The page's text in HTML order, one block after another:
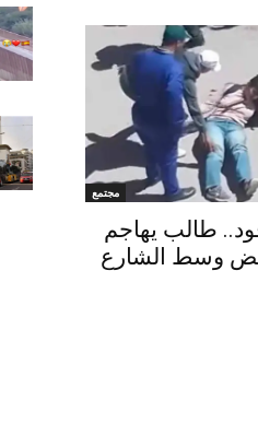
مجتمع
طالب يهاجم
وسط الشارع